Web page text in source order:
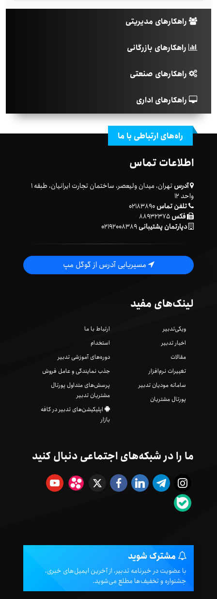
راهکارهای مدیریتی
راهکارهای بازرگانی
راهکارهای صنعتی
راهکارهای اداری
راه‌های ارتباطی با ما
اطلاعات تماس
آدرس
تهران، میدان ولیعصر، ساختمان تجارت ایرانیان، طبقه ۱
واحد ۱۲
تلفن تماس۰۲۱۸۳۸۹۰
فکس
دپارتمان پشتیبانی۰۲۱۹۲۰۰۸۳۸۹
مسیریابی آدرس از گوگل مپ
لینک‌های مفید
ویکی‌تدبیر
اخبار تدبیر
مقالات
تغییرات نرم‌افزار
سامانه مودیان تدبیر
پورتال مشتریان
ارتباط با ما
استخدام
دوره‌های آموزشی تدبیر
جذب نمایندگی و عامل فروش
پرسش‌های متداول پورتال
مشتریان تدبیر
اپلیکیشن‌های تدبیر در کافه
بازار
ما را در شبکه‌های اجتماعی دنبال کنید
مشترک شوید
با عضویت در خبرنامه تدبیر، از آخرین ایمیل‌های خبری،
جشنواره و تخفیف‌ها مطلع می‌شوید.